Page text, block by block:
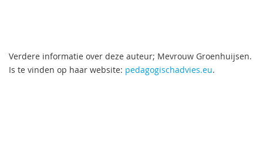
Verdere informatie over deze auteur; Mevrouw Groenhuijsen.
Is te vinden op haar website: pedagogischadvies.eu.